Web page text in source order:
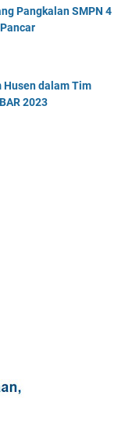
Pangkalan SMPN 4
Husen dalam Tim
2023